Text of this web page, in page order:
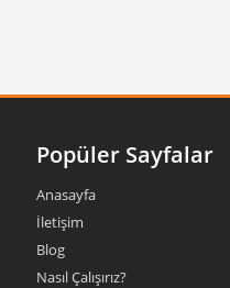
Popüler Sayfalar
Anasayfa
İletişim
Blog
Nasıl Çalışırız?